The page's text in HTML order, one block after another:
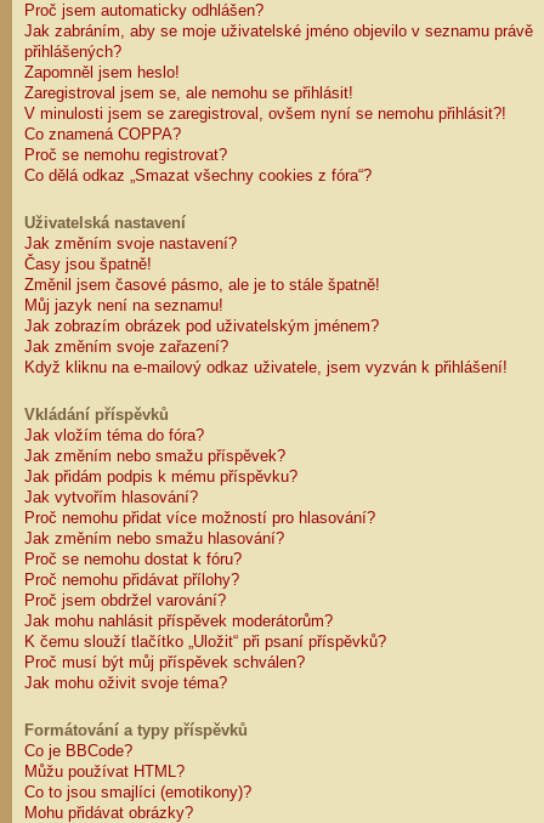
Proč jsem automaticky odhlášen?
Jak zabráním, aby se moje uživatelské jméno objevilo v seznamu právě
přihlášených?
Zapomněl jsem heslo!
Zaregistroval jsem se, ale nemohu se přihlásit!
V minulosti jsem se zaregistroval, ovšem nyní se nemohu přihlásit?!
Co znamená COPPA?
Proč se nemohu registrovat?
Co dělá odkaz „Smazat všechny cookies z fóra“?
Uživatelská nastavení
Jak změním svoje nastavení?
Časy jsou špatně!
Změnil jsem časové pásmo, ale je to stále špatně!
Můj jazyk není na seznamu!
Jak zobrazím obrázek pod uživatelským jménem?
Jak změním svoje zařazení?
Když kliknu na e-mailový odkaz uživatele, jsem vyzván k přihlášení!
Vkládání příspěvků
Jak vložím téma do fóra?
Jak změním nebo smažu příspěvek?
Jak přidám podpis k mému příspěvku?
Jak vytvořím hlasování?
Proč nemohu přidat více možností pro hlasování?
Jak změním nebo smažu hlasování?
Proč se nemohu dostat k fóru?
Proč nemohu přidávat přílohy?
Proč jsem obdržel varování?
Jak mohu nahlásit příspěvek moderátorům?
K čemu slouží tlačítko „Uložit“ při psaní příspěvků?
Proč musí být můj příspěvek schválen?
Jak mohu oživit svoje téma?
Formátování a typy příspěvků
Co je BBCode?
Můžu používat HTML?
Co to jsou smajlíci (emotikony)?
Mohu přidávat obrázky?